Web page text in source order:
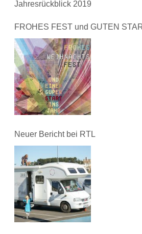
Jahresrückblick 2019
FROHES FEST und GUTEN
Neuer Bericht bei RTL